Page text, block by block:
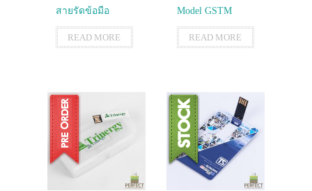
สายรัดข้อมือ
READ MORE
Model GSTM
READ MORE